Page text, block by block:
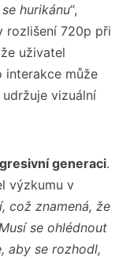
hurikánu“,
rozlišení 720p při
uživatel
interakce může
vizuální
generaci.
výzkumu v
což znamená, že
se ohlédnout
aby se rozhodl,